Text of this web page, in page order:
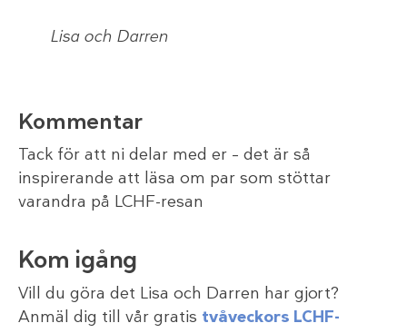
Lisa och Darren
Kommentar
Tack för att ni delar med er – det är så
inspirerande att läsa om par som stöttar
varandra på LCHF-resan
Kom igång
Vill du göra det Lisa och Darren har gjort?
Anmäl dig till vår gratis tvåveckors LCHF-